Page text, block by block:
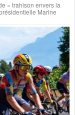
« trahison envers la
Marine